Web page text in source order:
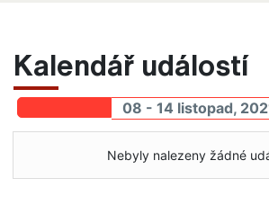
Kalendář událostí
08 - 14 listopad,
Nebyly nalezeny žádné